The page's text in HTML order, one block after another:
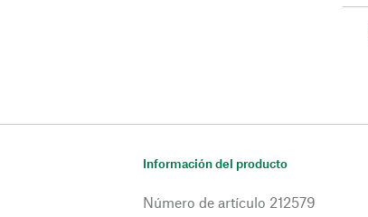
Información del producto
Número de artículo 212579